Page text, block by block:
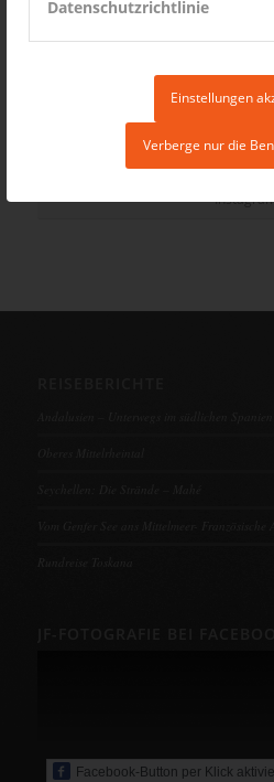
Datenschutzrichtlinie
Einstellungen
Verberge nur die
Facebook-Button per Klick